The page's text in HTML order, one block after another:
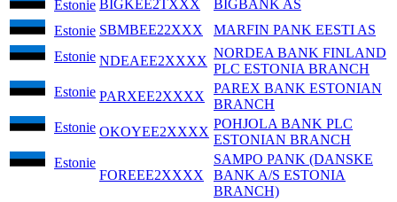
Estonie BIGKEE2TXXX
BIGBANK AS
Estonie SBMBEE22XXX
MARFIN PANK EESTI AS
Estonie NDEAEE2XXXX
NORDEA BANK FINLAND
PLC ESTONIA BRANCH
Estonie PARXEE2XXXX
PAREX BANK ESTONIAN
BRANCH
Estonie OKOYEE2XXXX
POHJOLA BANK PLC
ESTONIAN BRANCH
Estonie
FOREEE2XXXX
SAMPO PANK (DANSKE
BANK A/S ESTONIA
BRANCH)